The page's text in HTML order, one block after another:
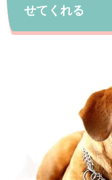
せてくれる